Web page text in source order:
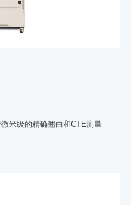
米级的精确翘曲和CTE测量